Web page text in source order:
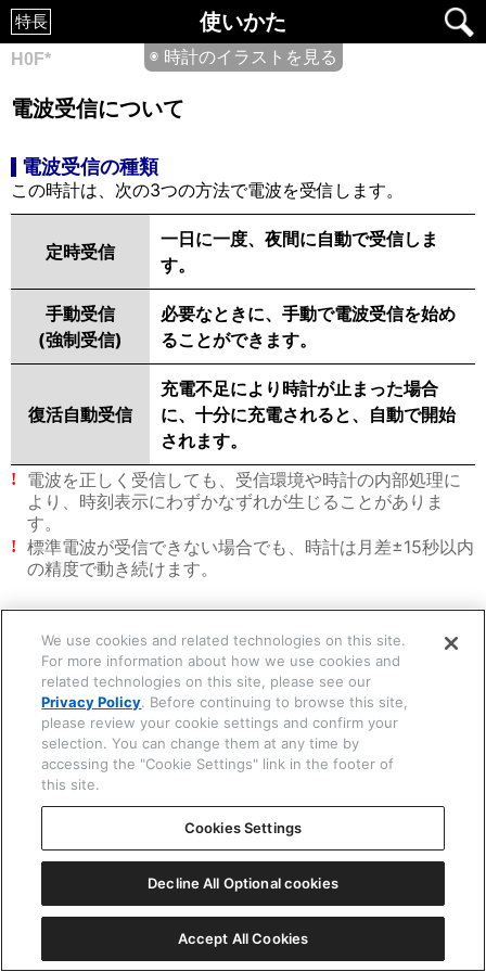
特長 使いかた
◉ 時計のイラストを見る
H0F*
電波受信について
電波受信の種類
この時計は、次の3つの方法で電波を受信します。
定時受信
一日に一度、夜間に自動で受信しま
す。
手動受信
(強制受信)
必要なときに、手動で電波受信を始め
ることができます。
復活自動受信
充電不足により時計が止まった場合
に、十分に充電されると、自動で開始
されます。
!
電波を正しく受信しても、受信環境や時計の内部処理に
より、時刻表示にわずかなずれが生じることがありま
す。
!
標準電波が受信できない場合でも、時計は月差±15秒以内
の精度で動き続けます。
関連する項目
電波を手動で受信する(強制受信)
次は
We use cookies and related technologies on this site.
For more information about how we use cookies and
related technologies on this site, please see our
Privacy Policy. Before continuing to browse this site,
please review your cookie settings and confirm your
selection. You can change them at any time by
accessing the "Cookie Settings" link in the footer of
this site.
Cookies Settings
Decline All Optional cookies
Accept All Cookies